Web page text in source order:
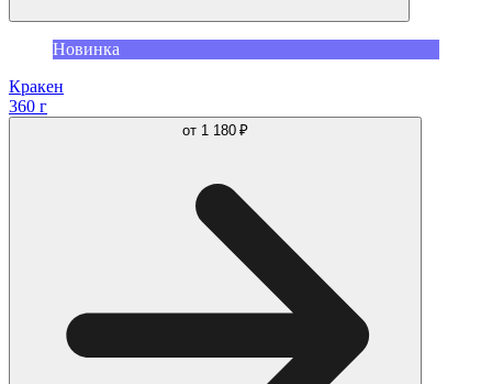
Новинка
Кракен
360 г
от 1 180 ₽